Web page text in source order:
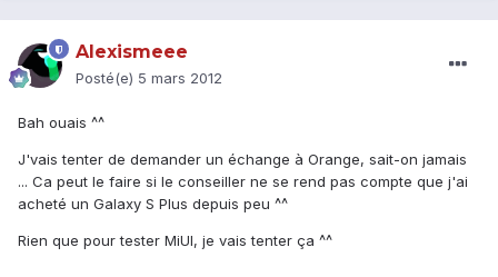
Alexismeee
Posté(e) 5 mars 2012
Bah ouais ^^
J'vais tenter de demander un échange à Orange, sait-on jamais
... Ca peut le faire si le conseiller ne se rend pas compte que j'ai
acheté un Galaxy S Plus depuis peu ^^
Rien que pour tester MiUI, je vais tenter ça ^^